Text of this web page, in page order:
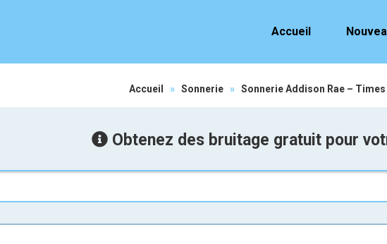
Accueil
Accueil » Sonnerie » Sonnerie Addison Rae –
Obtenez des bruitage gratuit pour